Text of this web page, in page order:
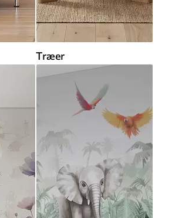
Træer